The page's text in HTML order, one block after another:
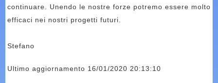
continuare. Unendo le nostre forze potremo essere molto
efficaci nei nostri progetti futuri.
Stefano
Ultimo aggiornamento 16/01/2020 20:13:10